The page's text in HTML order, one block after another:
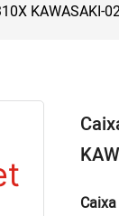
KAWASAKI-